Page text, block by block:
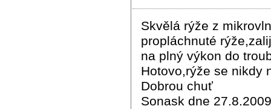
Skvělá rýže z
propláchnuté
na plný výkon do
Hotovo,rýže se nikdy
Dobrou chuť
Sonask dne